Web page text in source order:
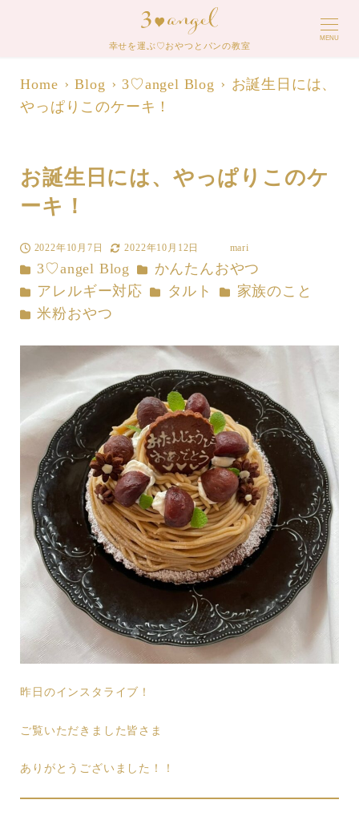
幸せを運ぶ♡おやつとパンの教室
MENU
Home Blog 3♡angel Blog
お誕生日には、
やっぱりこのケーキ！
お誕生日には、やっぱりこのケ
ーキ！
投稿日
2022年10月7日
更新日
2022年10月12日
者
mari
カテゴリー
3♡angel Blog カテゴリー
かんたんおやつ
カテゴリー
アレルギー対応 カテゴリー
タルト カテゴリー
家族のこと
カテゴリー
米粉おやつ
昨日のインスタライブ！
ご覧いただきました皆さま
ありがとうございました！！